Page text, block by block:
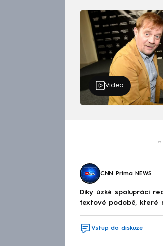
Video
CNN Prima NEWS
Díky úzké spolupráci
textové podobě, které
Vstup do diskuze